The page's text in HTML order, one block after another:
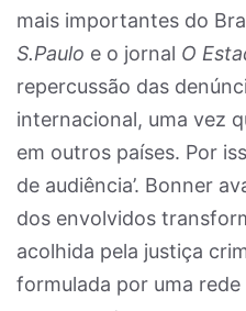
mais importantes do
S.Paulo e o jornal O
repercussão das
internacional, uma vez
em outros países. Por
de audiência’. Bonner
dos envolvidos
acolhida pela justiça
formulada por uma rede